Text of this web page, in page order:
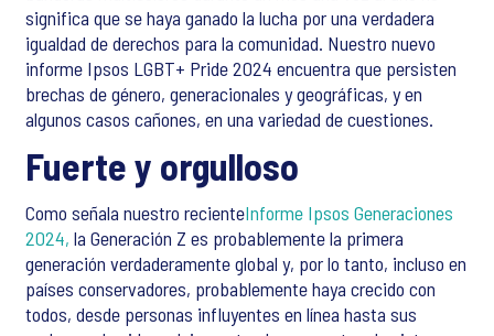
significa que se haya ganado la lucha por una verdadera
igualdad de derechos para la comunidad. Nuestro nuevo
informe Ipsos LGBT+ Pride 2024 encuentra que persisten
brechas de género, generacionales y geográficas, y en
algunos casos cañones, en una variedad de cuestiones.
Fuerte y orgulloso
Como señala nuestro recienteInforme Ipsos Generaciones
2024, la Generación Z es probablemente la primera
generación verdaderamente global y, por lo tanto, incluso en
países conservadores, probablemente haya crecido con
todos, desde personas influyentes en línea hasta sus